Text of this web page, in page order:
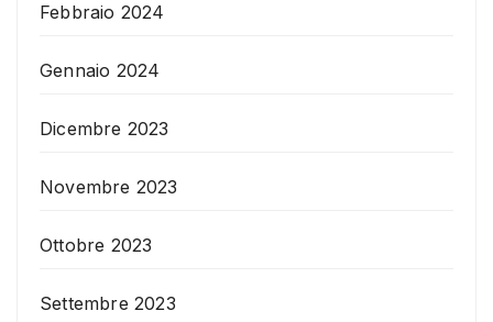
Febbraio 2024
Gennaio 2024
Dicembre 2023
Novembre 2023
Ottobre 2023
Settembre 2023